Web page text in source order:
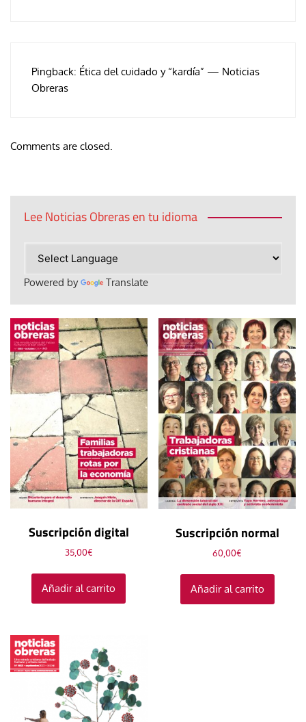
Pingback: Ética del cuidado y “kardía” — Noticias
Obreras
Comments are closed.
Lee Noticias Obreras en tu idioma
Powered by Translate
Suscripción digital
35,00€
Añadir al carrito
Suscripción normal
60,00€
Añadir al carrito